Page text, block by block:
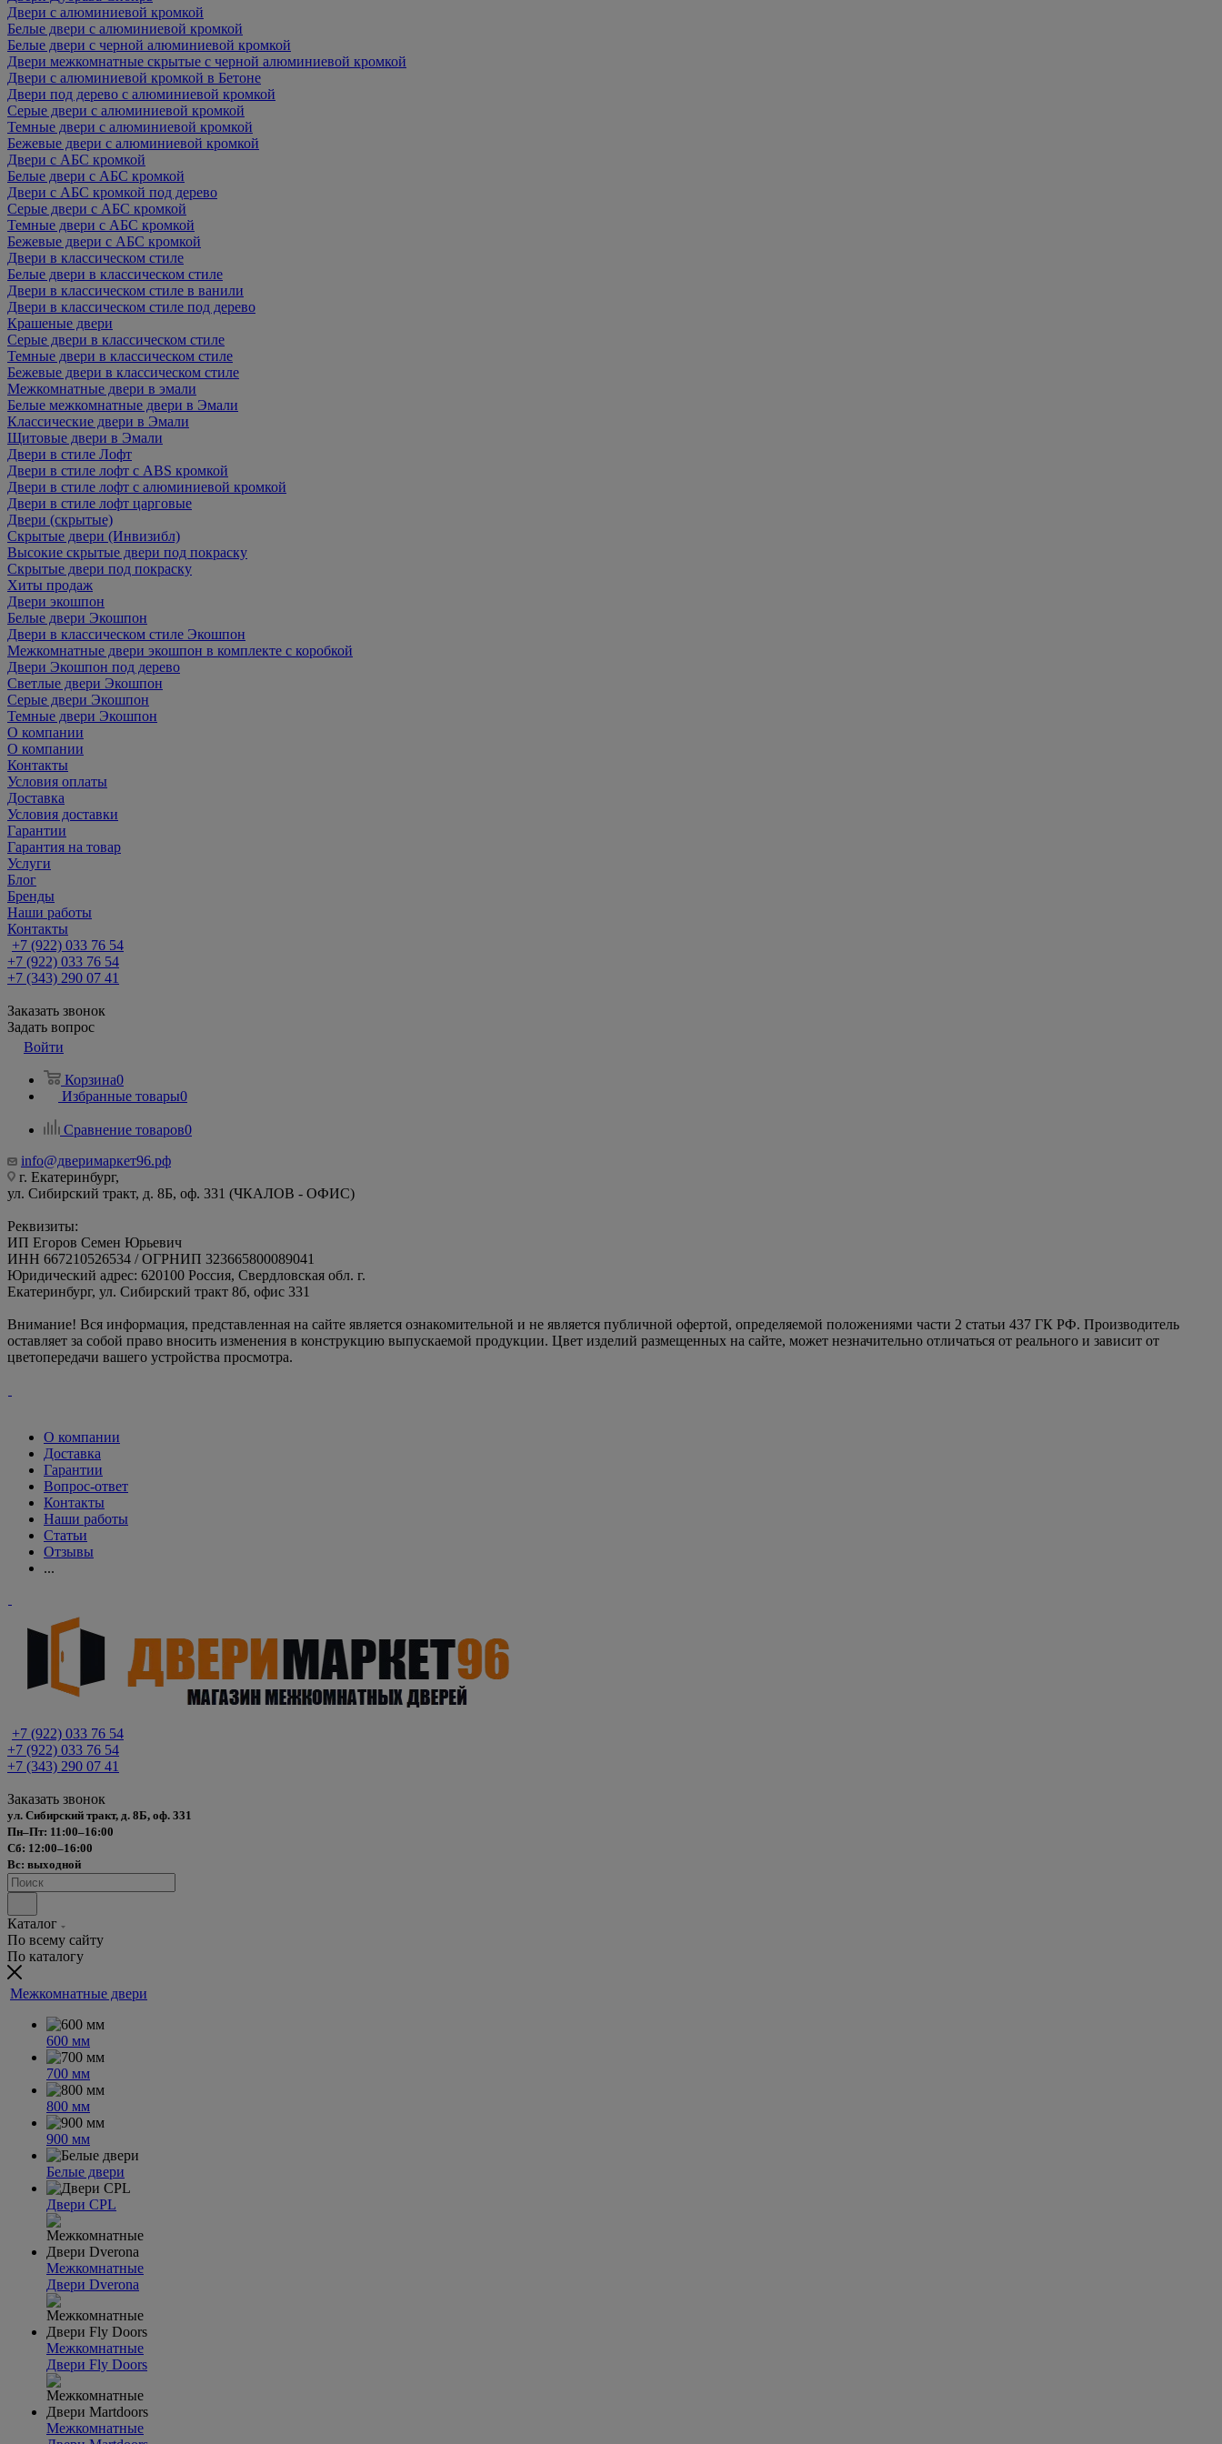
Двери с алюминиевой кромкой
Белые двери с алюминиевой кромкой
Белые двери с черной алюминиевой кромкой
Двери межкомнатные скрытые с черной алюминиевой кромкой
Двери с алюминиевой кромкой в Бетоне
Двери под дерево с алюминиевой кромкой
Серые двери с алюминиевой кромкой
Темные двери с алюминиевой кромкой
Бежевые двери с алюминиевой кромкой
Двери с АБС кромкой
Белые двери с АБС кромкой
Двери с АБС кромкой под дерево
Серые двери с АБС кромкой
Темные двери с АБС кромкой
Бежевые двери с АБС кромкой
Двери в классическом стиле
Белые двери в классическом стиле
Двери в классическом стиле в ванили
Двери в классическом стиле под дерево
Крашеные двери
Серые двери в классическом стиле
Темные двери в классическом стиле
Бежевые двери в классическом стиле
Межкомнатные двери в эмали
Белые межкомнатные двери в Эмали
Классические двери в Эмали
Щитовые двери в Эмали
Двери в стиле Лофт
Двери в стиле лофт с ABS кромкой
Двери в стиле лофт с алюминиевой кромкой
Двери в стиле лофт царговые
Двери (скрытые)
Скрытые двери (Инвизибл)
Высокие скрытые двери под покраску
Скрытые двери под покраску
Хиты продаж
Двери экошпон
Белые двери Экошпон
Двери в классическом стиле Экошпон
Межкомнатные двери экошпон в комплекте с коробкой
Двери Экошпон под дерево
Светлые двери Экошпон
Серые двери Экошпон
Темные двери Экошпон
О компании
О компании
Контакты
Условия оплаты
Доставка
Условия доставки
Гарантии
Гарантия на товар
Услуги
Блог
Бренды
Наши работы
Контакты
+7 (922) 033 76 54
+7 (922) 033 76 54
+7 (343) 290 07 41
Заказать звонок
Задать вопрос
Войти
Корзина0
Избранные товары0
Сравнение товаров0
info@дверимаркет96.рф
г. Екатеринбург,
ул. Сибирский тракт, д. 8Б, оф. 331 (ЧКАЛОВ - ОФИС)
Реквизиты:
ИП Егоров Семен Юрьевич
ИНН 667210526534 / ОГРНИП 323665800089041
Юридический адрес: 620100 Россия, Свердловская обл. г.
Екатеринбург, ул. Сибирский тракт 8б, офис 331
Внимание! Вся информация, представленная на сайте является ознакомительной и не является публичной офертой, определяемой положениями части 2 статьи 437 ГК РФ. Производитель
оставляет за собой право вносить изменения в конструкцию выпускаемой продукции. Цвет изделий размещенных на сайте, может незначительно отличаться от реального и зависит от
цветопередачи вашего устройства просмотра.
О компании
Доставка
Гарантии
Вопрос-ответ
Контакты
Наши работы
Статьи
Отзывы
...
+7 (922) 033 76 54
+7 (922) 033 76 54
+7 (343) 290 07 41
Заказать звонок
ул. Сибирский тракт, д. 8Б, оф. 331
Пн–Пт: 11:00–16:00
Сб: 12:00–16:00
Вс: выходной
Каталог
По всему сайту
По каталогу
Межкомнатные двери
600 мм
700 мм
800 мм
900 мм
Белые двери
Двери CPL
Межкомнатные
Двери Dverona
Межкомнатные
Двери Fly Doors
Межкомнатные